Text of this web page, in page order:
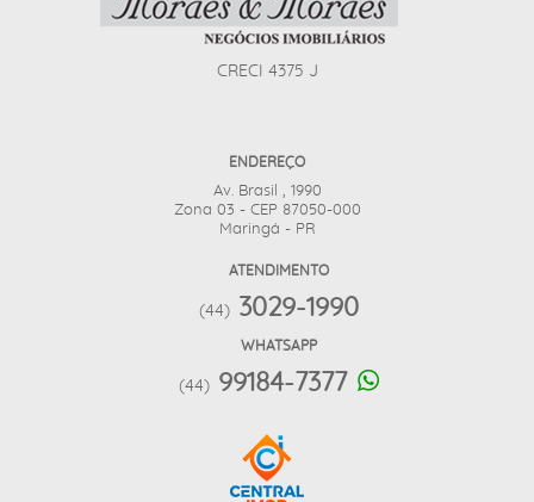
CRECI 4375 J
ENDEREÇO
Av. Brasil , 1990
Zona 03 - CEP 87050-000
Maringá - PR
ATENDIMENTO
(44) 3029-1990
WHATSAPP
(44) 99184-7377